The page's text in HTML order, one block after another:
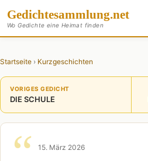
Gedichtesammlung.net
Wo Gedichte eine Heimat finden
Startseite › Kurzgeschichten
VORIGES GEDICHT
DIE SCHULE
15. März 2026